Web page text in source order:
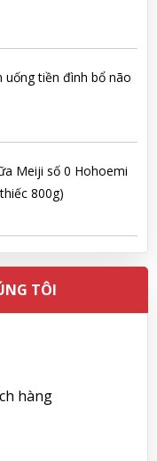
tiền đình bổ não
Meiji số 0 Hohoemi
Meiji số 0 Hohoemi
uống tiền đình bổ
tắm Pigeon Baby
TÔI
hàng